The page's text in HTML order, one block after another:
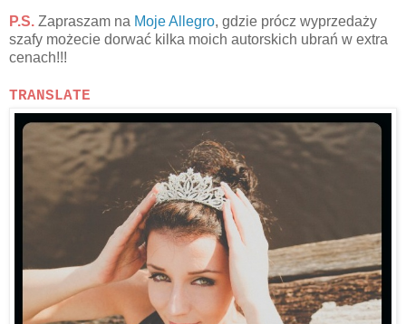
P.S. Zapraszam na Moje Allegro, gdzie prócz wyprzedaży
szafy możecie dorwać kilka moich autorskich ubrań w extra
cenach!!!
TRANSLATE